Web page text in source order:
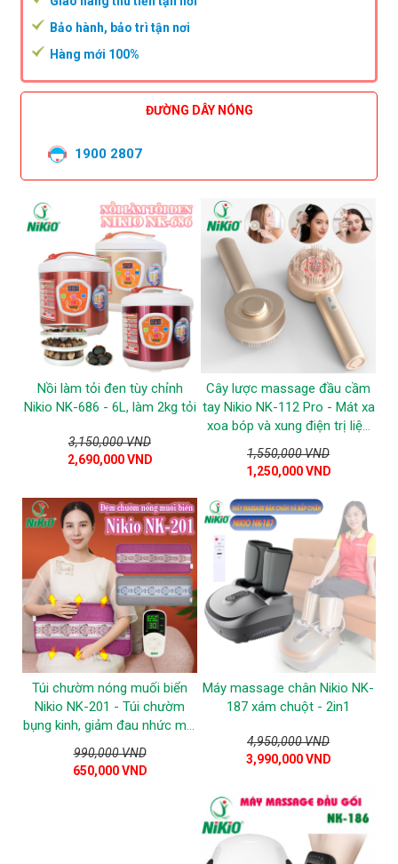
Bảo hành, bảo trì tận nơi
Hàng mới 100%
ĐƯỜNG DÂY NÓNG
1900 2807
Nồi làm tỏi đen tùy chỉnh
Nikio NK-686 - 6L, làm 2kg tỏi
3,150,000 VND
2,690,000 VND
Cây lược massage đầu cầm
tay Nikio NK-112 Pro - Mát xa
xoa bóp và xung điện trị liệu
giảm đau nhức đầu
1,550,000 VND
1,250,000 VND
Túi chườm nóng muối biển
Nikio NK-201 - Túi chườm
bụng kinh, giảm đau nhức mỏi
toàn thân
990,000 VND
650,000 VND
Máy massage chân Nikio NK-
187 xám chuột - 2in1
4,950,000 VND
3,990,000 VND